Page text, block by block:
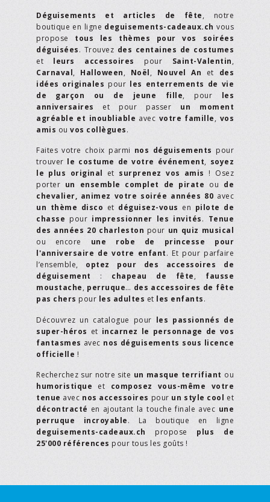
Déguisements et articles de fête, notre
boutique en ligne deguisements-cadeaux.ch vous
propose tous les thèmes pour vos soirées
déguisées. Trouvez des centaines de costumes
et leurs accessoires pour Saint-Valentin,
Carnaval, Halloween, Noël, Nouvel An et des
idées originales pour les enterrements de vie
de garçon ou de jeune fille, pour les
anniversaires et pour passer un moment
agréable et inoubliable avec votre famille, vos
amis ou vos collègues.
Faites votre choix parmi nos déguisements pour
trouver le costume de votre événement, soyez
le plus original et surprenez vos amis ! Osez
porter un ensemble complet de pirate ou de
chevalier, animez votre soirée années 80 avec
un thème disco et déguisez-vous en pilote de
chasse pour impressionner les invités. Tenue
des années 20 charleston pour un quiz musical
ou encore une robe de princesse pour
l'anniversaire de votre enfant. Et pour parfaire
l’ensemble, optez pour des accessoires de
déguisement : chapeau de fête, fausse
moustache, perruque… des accessoires de fête
pas chers pour les adultes et les enfants.
Découvrez un catalogue pour les passionnés de
super-héros et incarnez le personnage de vos
fantasmes avec nos déguisements sous licence
officielle !
Recherchez sur notre site un masque terrifiant ou
humoristique et composez vous-même votre
tenue avec nos accessoires pour un style cool et
décontracté en ajoutant la touche finale avec une
perruque incroyable. La boutique en ligne
deguisements-cadeaux.ch propose plus de
25'000 références pour tous les goûts !